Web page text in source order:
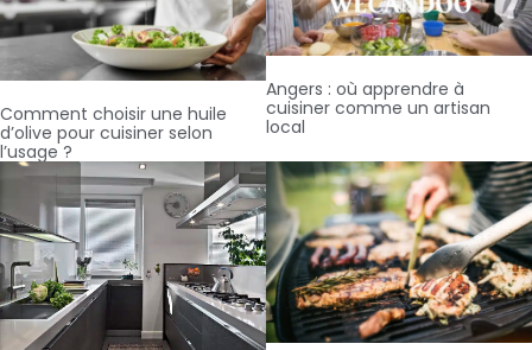
Comment choisir une huile
d’olive pour cuisiner selon
l’usage ?
Angers : où apprendre à
cuisiner comme un artisan
local